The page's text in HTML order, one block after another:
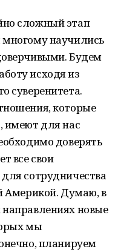
сложный этап
научились
Будем
исходя из
суверенитета.
которые
имеют для нас
доверять
все свои
сотрудничества
Америкой. Думаю, в
новые
мы
планируем